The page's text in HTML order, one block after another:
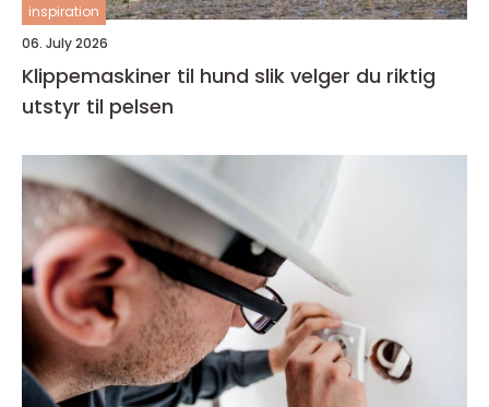
inspiration
06. July 2026
Klippemaskiner til hund slik velger du riktig
utstyr til pelsen